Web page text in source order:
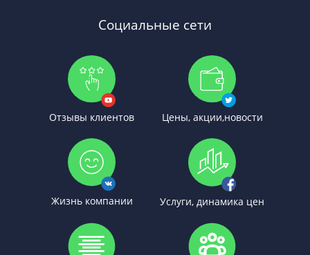
Социальные сети
Отзывы клиентов Цены, акции,новости
Жизнь компании Услуги, динамика цен